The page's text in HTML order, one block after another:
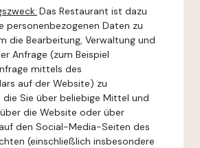
Das Restaurant ist dazu
personenbezogenen Daten zu
die Bearbeitung, Verwaltung und
Anfrage (zum Beispiel
mittels des
auf der Website) zu
die Sie über beliebige Mittel und
die Website oder über
den Social-Media-Seiten des
(einschließlich insbesondere